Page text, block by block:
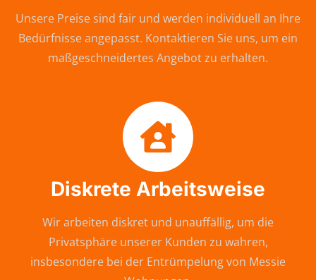
Unsere Preise sind fair und werden individuell an Ihre
Bedürfnisse angepasst. Kontaktieren Sie uns, um ein
maßgeschneidertes Angebot zu erhalten.
Diskrete Arbeitsweise
Wir arbeiten diskret und unauffällig, um die
Privatsphäre unserer Kunden zu wahren,
insbesondere bei der Entrümpelung von Messie